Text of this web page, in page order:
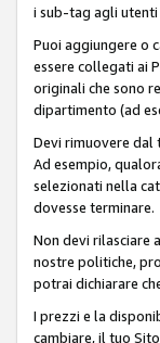
i sub-tag agli
Puoi aggiungere o
essere collegati ai
originali che sono
dipartimento (ad
Devi rimuovere
Ad esempio,
selezionati nella
dovesse terminare.
Non devi rilasciare
nostre politiche,
potrai dichiarare
I prezzi e la
cambiare, il tuo